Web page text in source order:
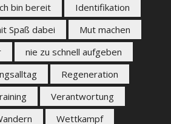
bin bereit
Identifikation
Spaß dabei
Mut machen
nie zu schnell aufgeben
Regeneration
Verantwortung
Wettkampf